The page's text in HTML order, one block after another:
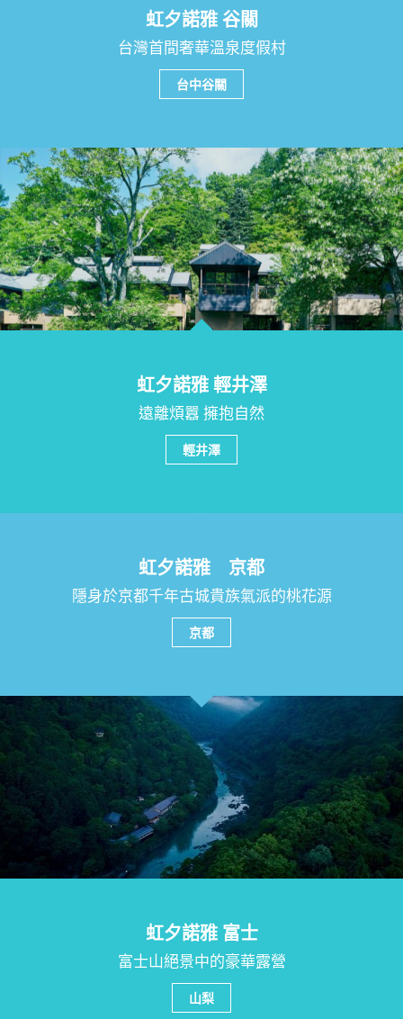
虹夕諾雅 谷關
台灣首間奢華溫泉度假村
台中谷關
虹夕諾雅 輕井澤
遠離煩囂 擁抱自然
輕井澤
虹夕諾雅 京都
隱身於京都千年古城貴族氣派的桃花源
京都
虹夕諾雅 富士
富士山絕景中的豪華露營
山梨